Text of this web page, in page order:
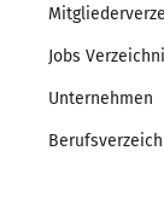
Jobs
Unternehmen